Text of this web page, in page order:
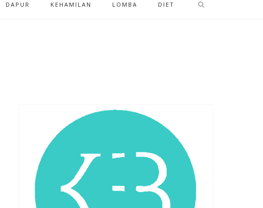
DAPUR KEHAMILAN LOMBA DIET